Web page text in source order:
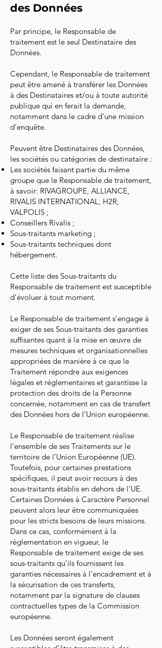
des Données
Par principe, le Responsable de
traitement est le seul Destinataire des
Données.
Cependant, le Responsable de traitement
peut être amené à transférer les Données
à des Destinataires et/ou à toute autorité
publique qui en ferait la demande,
notamment dans le cadre d’une mission
d’enquête.
Peuvent être Destinataires des Données,
les sociétés ou catégories de destinataire :
Les sociétés faisant partie du même
groupe que le Responsable de traitement,
à savoir: RIVAGROUPE, ALLIANCE,
RIVALIS INTERNATIONAL, H2R,
VALPOLIS ;
Conseillers Rivalis ;
Sous-traitants marketing ;
Sous-traitants techniques dont
hébergement.
Cette liste des Sous-traitants du
Responsable de traitement est susceptible
d’évoluer à tout moment.
Le Responsable de traitement s’engage à
exiger de ses Sous-traitants des garanties
suffisantes quant à la mise en œuvre de
mesures techniques et organisationnelles
appropriées de manière à ce que le
Traitement répondre aux exigences
légales et réglementaires et garantisse la
protection des droits de la Personne
concernée, notamment en cas de transfert
des Données hors de l’Union européenne.
Le Responsable de traitement réalise
l’ensemble de ses Traitements sur le
territoire de l’Union Européenne (UE).
Toutefois, pour certaines prestations
spécifiques, il peut avoir recours à des
sous-traitants établis en dehors de l’UE.
Certaines Données à Caractère Personnel
peuvent alors leur être communiquées
pour les stricts besoins de leurs missions.
Dans ce cas, conformément à la
règlementation en vigueur, le
Responsable de traitement exige de ses
sous-traitants qu’ils fournissent les
garanties nécessaires à l’encadrement et à
la sécurisation de ces transferts,
notamment par la signature de clauses
contractuelles types de la Commission
européenne.
Les Données seront également